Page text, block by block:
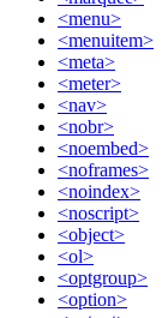
<menu>
<menuitem>
<meta>
<meter>
<nav>
<nobr>
<noembed>
<noframes>
<noindex>
<noscript>
<object>
<ol>
<optgroup>
<option>